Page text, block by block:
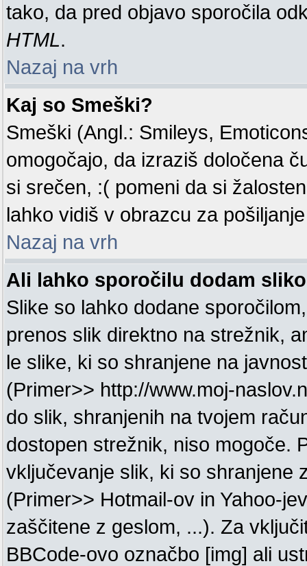
tako, da pred objavo sporočila
HTML.
Nazaj na vrh
Kaj so Smeški?
Smeški (Angl.: Smileys,
omogočajo, da izraziš določena
si srečen, :( pomeni da si
lahko vidiš v obrazcu za
Nazaj na vrh
Ali lahko sporočilu dodam
Slike so lahko dodane
prenos slik direktno na strežnik,
le slike, ki so shranjene na
(Primer>> http://www.moj-
do slik, shranjenih na tvojem
dostopen strežnik, niso mogoče.
vključevanje slik, ki so shranjene
(Primer>> Hotmail-ov in Yahoo-
zaščitene z geslom, ...). Za
BBCode-ovo označbo [img] ali